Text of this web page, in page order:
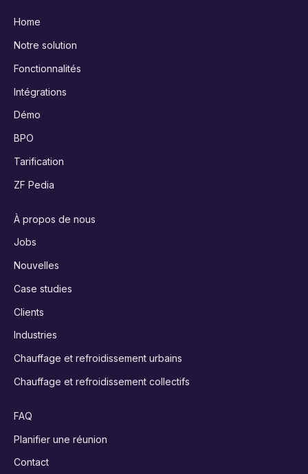
Home
Notre solution
Fonctionnalités
Intégrations
Démo
BPO
Tarification
ZF Pedia
À propos de nous
Jobs
Nouvelles
Case studies
Clients
Industries
Chauffage et refroidissement urbains
Chauffage et refroidissement collectifs
FAQ
Planifier une réunion
Contact